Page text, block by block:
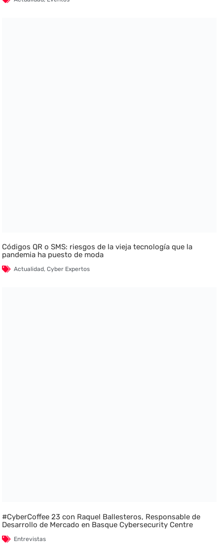
Códigos QR o SMS: riesgos de la vieja tecnología que la
pandemia ha puesto de moda
Actualidad,Cyber Expertos
#CyberCoffee 23 con Raquel Ballesteros, Responsable de
Desarrollo de Mercado en Basque Cybersecurity Centre
Entrevistas